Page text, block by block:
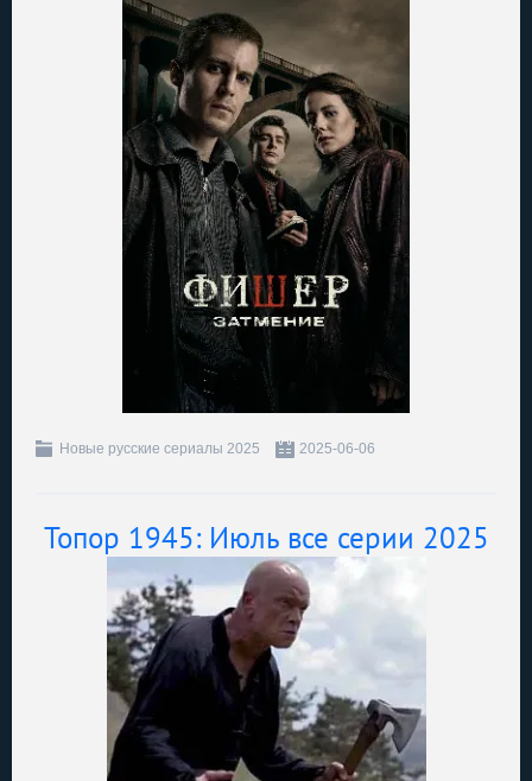
Новые русские сериалы 2025 2025-06-06
Топор 1945: Июль все серии 2025